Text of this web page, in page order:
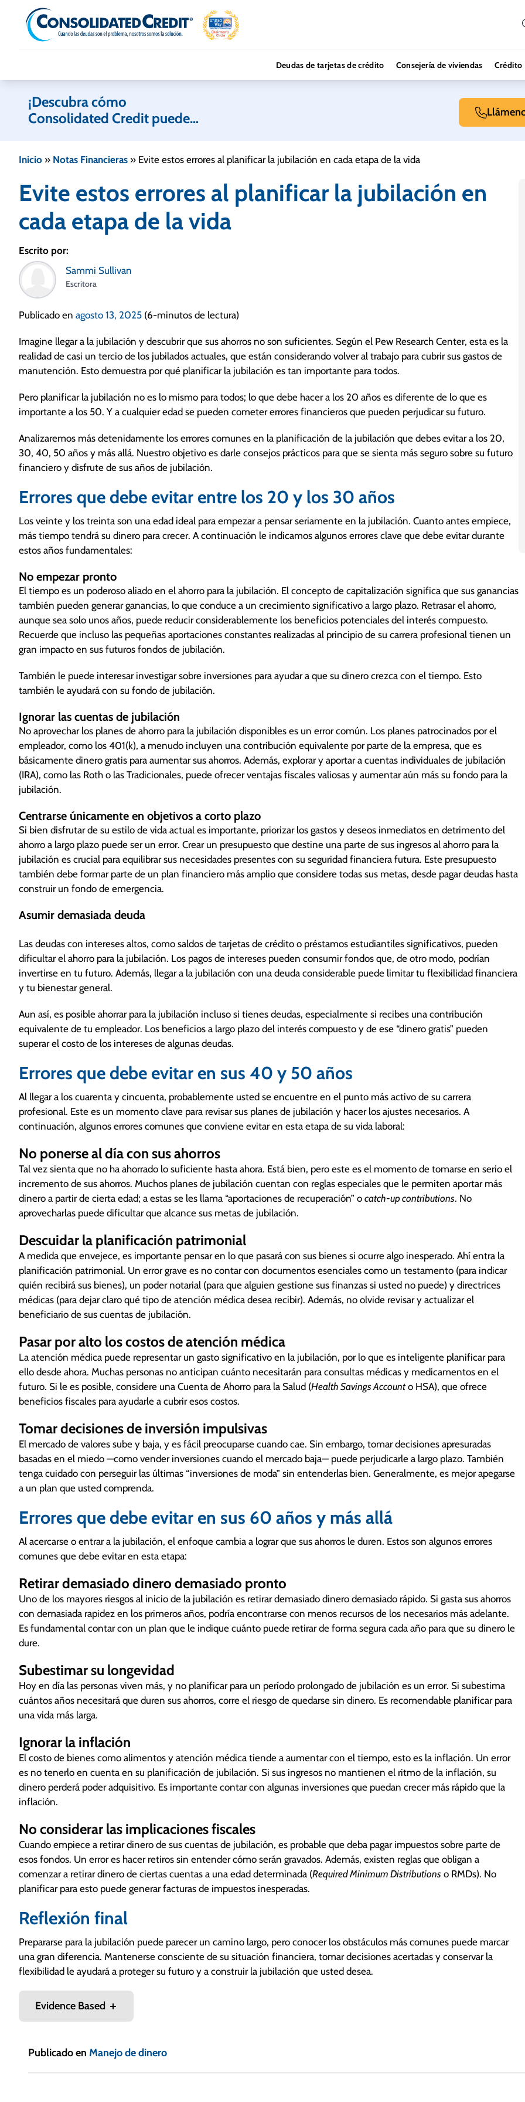
Skip to content
Deudas de tarjetas de crédito Consejería de viviendas Crédito
¡Descubra cómo
Consolidated Credit puede
Inicio » Notas Financieras » Evite estos errores al planificar la jubilación en cada etapa de la vida
Evite estos errores al planificar la jubilación en
cada etapa de la vida
Escrito por:
Sammi Sullivan
Escritora
Publicado en agosto 13, 2025 (6-minutos de lectura)
Imagine llegar a la jubilación y descubrir que sus ahorros no son suficientes. Según el Pew Research Center, esta es la
realidad de casi un tercio de los jubilados actuales, que están considerando volver al trabajo para cubrir sus gastos de
manutención. Esto demuestra por qué planificar la jubilación es tan importante para todos.
Pero planificar la jubilación no es lo mismo para todos; lo que debe hacer a los 20 años es diferente de lo que es
importante a los 50. Y a cualquier edad se pueden cometer errores financieros que pueden perjudicar su futuro.
Analizaremos más detenidamente los errores comunes en la planificación de la jubilación que debes evitar a los 20,
30, 40, 50 años y más allá. Nuestro objetivo es darle consejos prácticos para que se sienta más seguro sobre su futuro
financiero y disfrute de sus años de jubilación.
Errores que debe evitar entre los 20 y los 30 años
Los veinte y los treinta son una edad ideal para empezar a pensar seriamente en la jubilación. Cuanto antes empiece,
más tiempo tendrá su dinero para crecer. A continuación le indicamos algunos errores clave que debe evitar durante
estos años fundamentales:
No empezar pronto
El tiempo es un poderoso aliado en el ahorro para la jubilación. El concepto de capitalización significa que sus ganancias
también pueden generar ganancias, lo que conduce a un crecimiento significativo a largo plazo. Retrasar el ahorro,
aunque sea solo unos años, puede reducir considerablemente los beneficios potenciales del interés compuesto.
Recuerde que incluso las pequeñas aportaciones constantes realizadas al principio de su carrera profesional tienen un
gran impacto en sus futuros fondos de jubilación.
También le puede interesar investigar sobre inversiones para ayudar a que su dinero crezca con el tiempo. Esto
también le ayudará con su fondo de jubilación.
Ignorar las cuentas de jubilación
No aprovechar los planes de ahorro para la jubilación disponibles es un error común. Los planes patrocinados por el
empleador, como los 401(k), a menudo incluyen una contribución equivalente por parte de la empresa, que es
básicamente dinero gratis para aumentar sus ahorros. Además, explorar y aportar a cuentas individuales de jubilación
(IRA), como las Roth o las Tradicionales, puede ofrecer ventajas fiscales valiosas y aumentar aún más su fondo para la
jubilación.
Centrarse únicamente en objetivos a corto plazo
Si bien disfrutar de su estilo de vida actual es importante, priorizar los gastos y deseos inmediatos en detrimento del
ahorro a largo plazo puede ser un error. Crear un presupuesto que destine una parte de sus ingresos al ahorro para la
jubilación es crucial para equilibrar sus necesidades presentes con su seguridad financiera futura. Este presupuesto
también debe formar parte de un plan financiero más amplio que considere todas sus metas, desde pagar deudas hasta
construir un fondo de emergencia.
Asumir demasiada deuda
Las deudas con intereses altos, como saldos de tarjetas de crédito o préstamos estudiantiles significativos, pueden
dificultar el ahorro para la jubilación. Los pagos de intereses pueden consumir fondos que, de otro modo, podrían
invertirse en tu futuro. Además, llegar a la jubilación con una deuda considerable puede limitar tu flexibilidad financiera
y tu bienestar general.
Aun así, es posible ahorrar para la jubilación incluso si tienes deudas, especialmente si recibes una contribución
equivalente de tu empleador. Los beneficios a largo plazo del interés compuesto y de ese “dinero gratis” pueden
superar el costo de los intereses de algunas deudas.
Errores que debe evitar en sus 40 y 50 años
Al llegar a los cuarenta y cincuenta, probablemente usted se encuentre en el punto más activo de su carrera
profesional. Este es un momento clave para revisar sus planes de jubilación y hacer los ajustes necesarios. A
continuación, algunos errores comunes que conviene evitar en esta etapa de su vida laboral:
No ponerse al día con sus ahorros
Tal vez sienta que no ha ahorrado lo suficiente hasta ahora. Está bien, pero este es el momento de tomarse en serio el
incremento de sus ahorros. Muchos planes de jubilación cuentan con reglas especiales que le permiten aportar más
dinero a partir de cierta edad; a estas se les llama “aportaciones de recuperación” o catch-up contributions. No
aprovecharlas puede dificultar que alcance sus metas de jubilación.
Descuidar la planificación patrimonial
A medida que envejece, es importante pensar en lo que pasará con sus bienes si ocurre algo inesperado. Ahí entra la
planificación patrimonial. Un error grave es no contar con documentos esenciales como un testamento (para indicar
quién recibirá sus bienes), un poder notarial (para que alguien gestione sus finanzas si usted no puede) y directrices
médicas (para dejar claro qué tipo de atención médica desea recibir). Además, no olvide revisar y actualizar el
beneficiario de sus cuentas de jubilación.
Pasar por alto los costos de atención médica
La atención médica puede representar un gasto significativo en la jubilación, por lo que es inteligente planificar para
ello desde ahora. Muchas personas no anticipan cuánto necesitarán para consultas médicas y medicamentos en el
futuro. Si le es posible, considere una Cuenta de Ahorro para la Salud (Health Savings Accounto HSA), que ofrece
beneficios fiscales para ayudarle a cubrir esos costos.
Tomar decisiones de inversión impulsivas
El mercado de valores sube y baja, y es fácil preocuparse cuando cae. Sin embargo, tomar decisiones apresuradas
basadas en el miedo —como vender inversiones cuando el mercado baja— puede perjudicarle a largo plazo. También
tenga cuidado con perseguir las últimas “inversiones de moda” sin entenderlas bien. Generalmente, es mejor apegarse
a un plan que usted comprenda.
Errores que debe evitar en sus 60 años y más allá
Al acercarse o entrar a la jubilación, el enfoque cambia a lograr que sus ahorros le duren. Estos son algunos errores
comunes que debe evitar en esta etapa:
Retirar demasiado dinero demasiado pronto
Uno de los mayores riesgos al inicio de la jubilación es retirar demasiado dinero demasiado rápido. Si gasta sus ahorros
con demasiada rapidez en los primeros años, podría encontrarse con menos recursos de los necesarios más adelante.
Es fundamental contar con un plan que le indique cuánto puede retirar de forma segura cada año para que su dinero le
dure.
Subestimar su longevidad
Hoy en día las personas viven más, y no planificar para un período prolongado de jubilación es un error. Si subestima
cuántos años necesitará que duren sus ahorros, corre el riesgo de quedarse sin dinero. Es recomendable planificar para
una vida más larga.
Ignorar la inflación
El costo de bienes como alimentos y atención médica tiende a aumentar con el tiempo, esto es la inflación. Un error
es no tenerlo en cuenta en su planificación de jubilación. Si sus ingresos no mantienen el ritmo de la inflación, su
dinero perderá poder adquisitivo. Es importante contar con algunas inversiones que puedan crecer más rápido que la
inflación.
No considerar las implicaciones fiscales
Cuando empiece a retirar dinero de sus cuentas de jubilación, es probable que deba pagar impuestos sobre parte de
esos fondos. Un error es hacer retiros sin entender cómo serán gravados. Además, existen reglas que obligan a
comenzar a retirar dinero de ciertas cuentas a una edad determinada (Required Minimum Distributions o RMDs). No
planificar para esto puede generar facturas de impuestos inesperadas.
Reflexión final
Prepararse para la jubilación puede parecer un camino largo, pero conocer los obstáculos más comunes puede marcar
una gran diferencia. Mantenerse consciente de su situación financiera, tomar decisiones acertadas y conservar la
flexibilidad le ayudará a proteger su futuro y a construir la jubilación que usted desea.
Evidence Based
Publicado en Manejo de dinero